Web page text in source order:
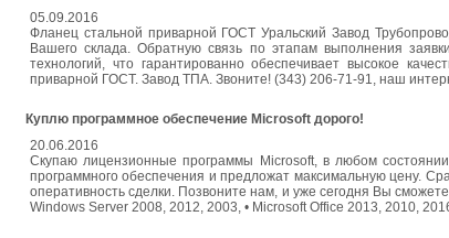
05.09.2016
Фланец стальной приварной ГОСТ Уральский Завод
Вашего склада. Обратную связь по этапам выполнения
технологий, что гарантированно обеспечивает высокое
приварной ГОСТ. Завод ТПА. Звоните! (343) 206-71-91, наш
Куплю программное обеспечение Microsoft дорого!
20.06.2016
Скупаю лицензионные программы Microsoft, в любом
программного обеспечения и предложат максимальную цену.
оперативность сделки. Позвоните нам, и уже сегодня Вы
Windows Server 2008, 2012, 2003, • Microsoft Office 2013, 2010,